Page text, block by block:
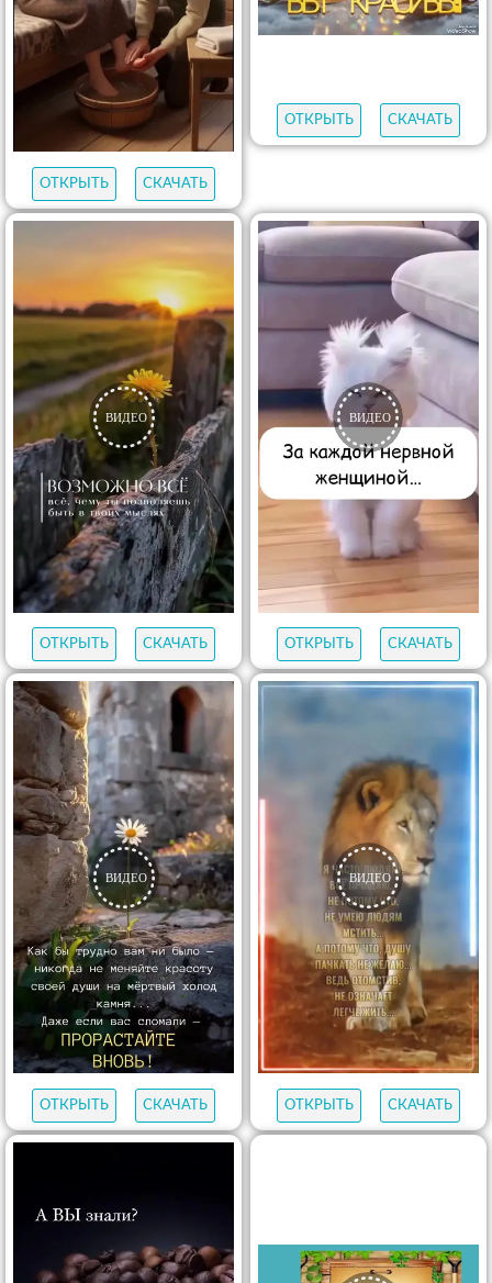
ОТКРЫТЬ СКАЧАТЬ
ОТКРЫТЬ СКАЧАТЬ
ОТКРЫТЬ СКАЧАТЬ ОТКРЫТЬ СКАЧАТЬ
ОТКРЫТЬ СКАЧАТЬ ОТКРЫТЬ СКАЧАТЬ